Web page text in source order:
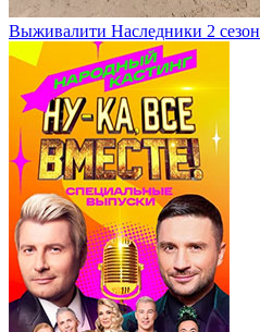
Выживалити Наследники 2 сезон